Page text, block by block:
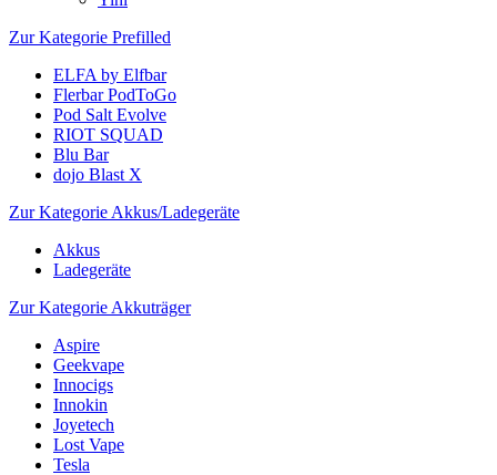
Zur Kategorie Prefilled
ELFA by Elfbar
Flerbar PodToGo
Pod Salt Evolve
RIOT SQUAD
Blu Bar
dojo Blast X
Zur Kategorie Akkus/Ladegeräte
Akkus
Ladegeräte
Zur Kategorie Akkuträger
Aspire
Geekvape
Innocigs
Innokin
Joyetech
Lost Vape
Tesla